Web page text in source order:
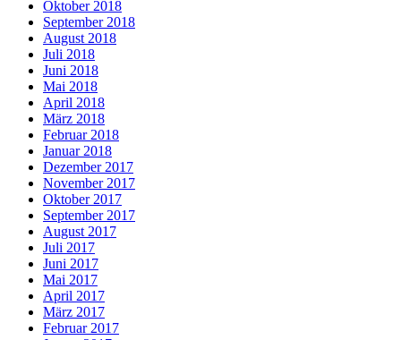
Oktober 2018
September 2018
August 2018
Juli 2018
Juni 2018
Mai 2018
April 2018
März 2018
Februar 2018
Januar 2018
Dezember 2017
November 2017
Oktober 2017
September 2017
August 2017
Juli 2017
Juni 2017
Mai 2017
April 2017
März 2017
Februar 2017